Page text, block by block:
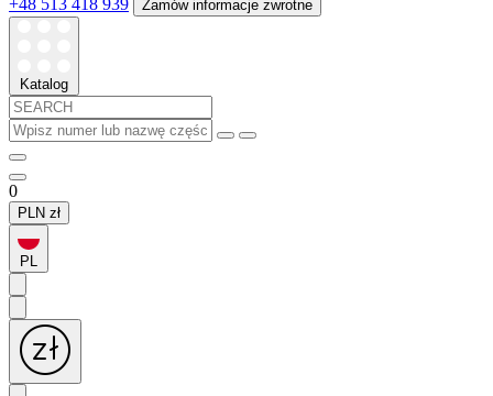
Zamów informacje zwrotne
Katalog
0
PLN zł
PL